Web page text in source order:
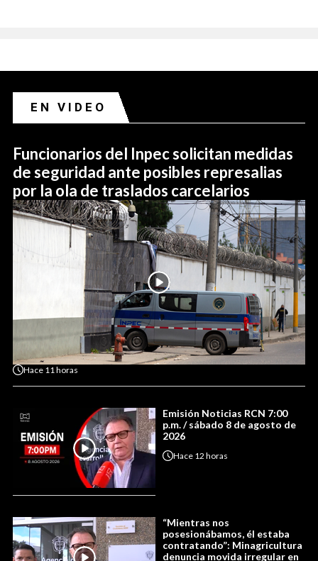
EN VIDEO
Funcionarios del Inpec solicitan medidas
de seguridad ante posibles represalias
por la ola de traslados carcelarios
Hace 11 horas
Emisión Noticias RCN 7:00
p.m. / sábado 8 de agosto de
2026
Hace 12 horas
“Mientras nos
posesionábamos, él estaba
contratando”: Minagricultura
denuncia movida irregular en